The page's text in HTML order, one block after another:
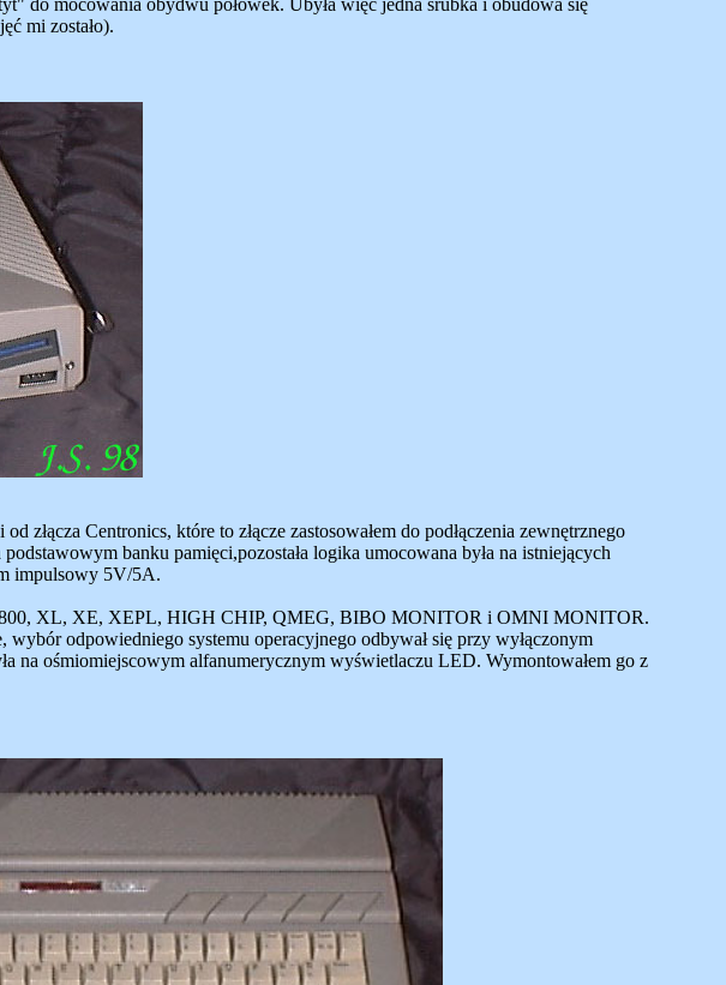
do mocowania obydwu połówek. Ubyła więc jedna śrubka i obudowa się
mi zostało).
Centronics, które to złącze zastosowałem do podłączenia zewnętrznego
banku pamięci,pozostała logika umocowana była na istniejących
impulsowy 5V/5A.
800, XL, XE, XEPL, HIGH CHIP, QMEG, BIBO MONITOR i OMNI MONITOR.
odpowiedniego systemu operacyjnego odbywał się przy wyłączonym
na ośmiomiejscowym alfanumerycznym wyświetlaczu LED. Wymontowałem go z